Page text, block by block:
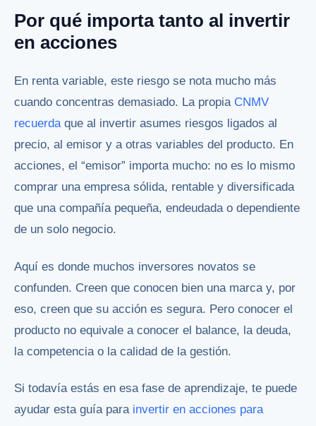
Por qué importa tanto al invertir
en acciones
En renta variable, este riesgo se nota mucho más
cuando concentras demasiado. La propia CNMV
recuerda que al invertir asumes riesgos ligados al
precio, al emisor y a otras variables del producto. En
acciones, el “emisor” importa mucho: no es lo mismo
comprar una empresa sólida, rentable y diversificada
que una compañía pequeña, endeudada o dependiente
de un solo negocio.
Aquí es donde muchos inversores novatos se
confunden. Creen que conocen bien una marca y, por
eso, creen que su acción es segura. Pero conocer el
producto no equivale a conocer el balance, la deuda,
la competencia o la calidad de la gestión.
Si todavía estás en esa fase de aprendizaje, te puede
ayudar esta guía para invertir en acciones para